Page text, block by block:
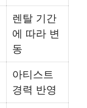
렌탈 기간
에 따라 변
동
아티스트
경력 반영